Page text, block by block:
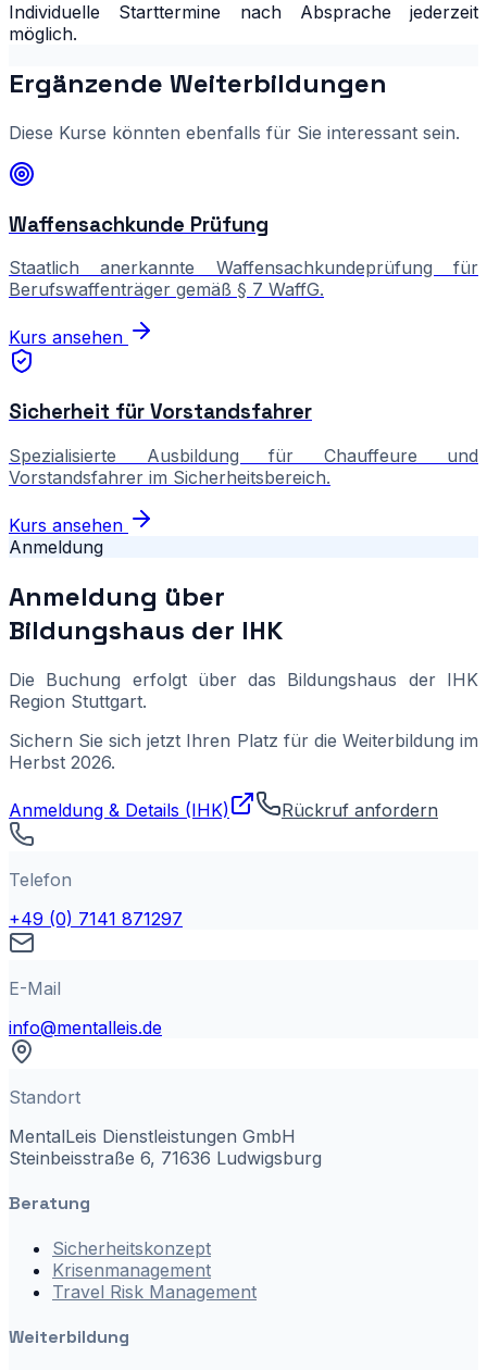
Individuelle Starttermine nach Absprache jederzeit
möglich.
Ergänzende Weiterbildungen
Diese Kurse könnten ebenfalls für Sie interessant sein.
Waffensachkunde Prüfung
Staatlich anerkannte Waffensachkundeprüfung für
Berufswaffenträger gemäß § 7 WaffG.
Kurs ansehen
Sicherheit für Vorstandsfahrer
Spezialisierte Ausbildung für Chauffeure und
Vorstandsfahrer im Sicherheitsbereich.
Kurs ansehen
Anmeldung
Anmeldung über
Bildungshaus der IHK
Die Buchung erfolgt über das Bildungshaus der IHK
Region Stuttgart.
Sichern Sie sich jetzt Ihren Platz für die Weiterbildung im
Herbst 2026.
Anmeldung & Details (IHK) Rückruf anfordern
Telefon
+49 (0) 7141 871297
E-Mail
info@mentalleis.de
Standort
MentalLeis Dienstleistungen GmbH
Steinbeisstraße 6, 71636 Ludwigsburg
Beratung
Sicherheitskonzept
Krisenmanagement
Travel Risk Management
Weiterbildung